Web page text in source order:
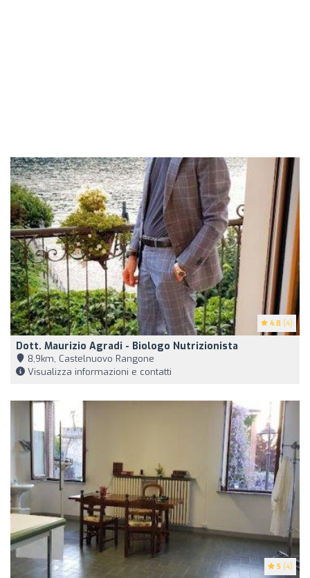
4.8 (4)
Dott. Maurizio Agradi - Biologo Nutrizionista
8,9km, Castelnuovo Rangone
Visualizza informazioni e contatti
5 (4)